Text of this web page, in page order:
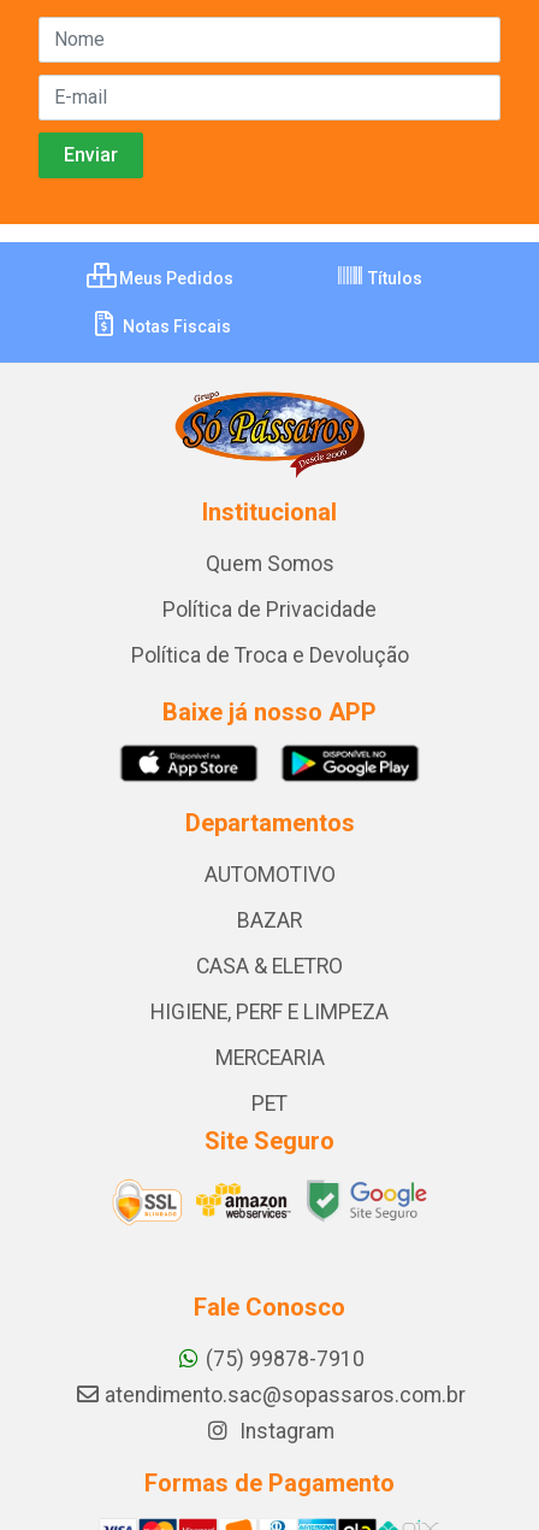
Meus Pedidos Títulos
Notas Fiscais
Institucional
Quem Somos
Política de Privacidade
Política de Troca e Devolução
Baixe já nosso APP
Departamentos
AUTOMOTIVO
BAZAR
CASA & ELETRO
HIGIENE, PERF E LIMPEZA
MERCEARIA
PET
Site Seguro
Fale Conosco
(75) 99878-7910
atendimento.sac@sopassaros.com.br
Instagram
Formas de Pagamento